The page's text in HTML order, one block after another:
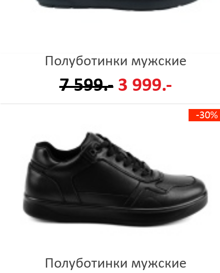
Полуботинки мужские
7 599.- 3 999.-
-30%
Полуботинки мужские